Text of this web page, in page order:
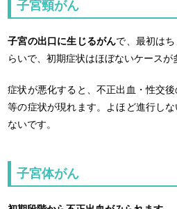
子宮頸がん
子宮の出口に生じるがんで、最初は
らいで、初期症状はほぼないケースが
症状が悪化すると、不正出血・性交
等の症状が現れます。よほど進行し
ないです。
子宮体がん